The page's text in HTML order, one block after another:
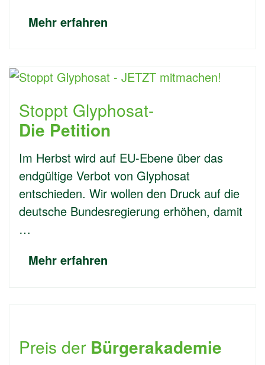
Mehr erfahren
Stoppt Glyphosat-
Die Petition
Im Herbst wird auf EU-Ebene über das
endgültige Verbot von Glyphosat
entschieden. Wir wollen den Druck auf die
deutsche Bundesregierung erhöhen, damit
…
Mehr erfahren
Preis der Bürgerakademie